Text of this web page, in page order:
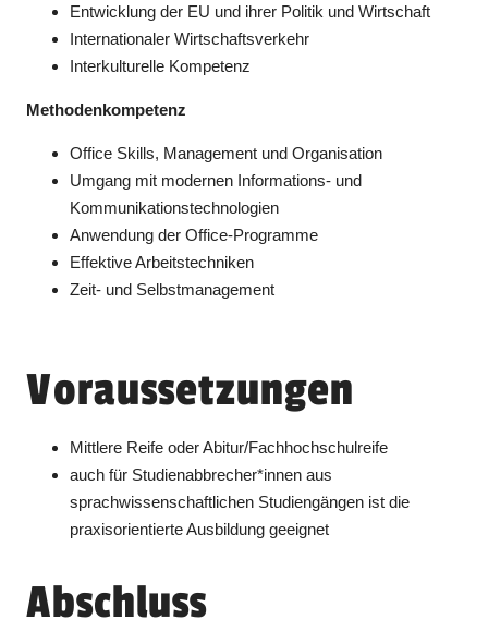
Entwicklung der EU und ihrer Politik und Wirtschaft
Internationaler Wirtschaftsverkehr
Interkulturelle Kompetenz
Methodenkompetenz
Office Skills, Management und Organisation
Umgang mit modernen Informations- und
Kommunikationstechnologien
Anwendung der Office-Programme
Effektive Arbeitstechniken
Zeit- und Selbstmanagement
Voraussetzungen
Mittlere Reife oder Abitur/Fachhochschulreife
auch für Studienabbrecher*innen aus
sprachwissenschaftlichen Studiengängen ist die
praxisorientierte Ausbildung geeignet
Abschluss